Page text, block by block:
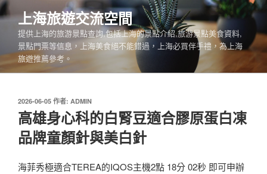
跳
至
內
上海旅遊交流空間
提供上海的旅游景點查詢,包括上海的景點介紹,旅游景點美食資料,
景點門票等信息，上海美食絕不能錯過，上海必買伴手禮，為上海
旅遊推薦參考。
發
佈
於
2026-06-05 作者: ADMIN
高雄身心科的白腎豆適合膠原蛋白凍
品牌童顏針與美白針
海菲秀極適合TEREA的IQOS主機2點 18分 02秒 即可申辦